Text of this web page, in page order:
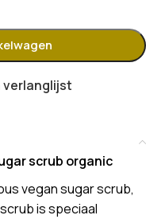
verlanglijst
scrub organic
vegan sugar scrub,
is speciaal